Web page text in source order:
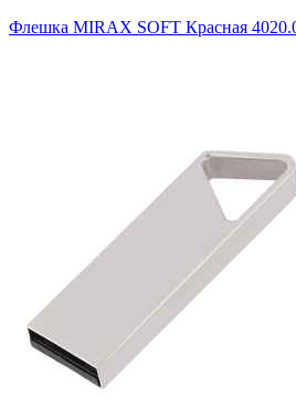
Флешка MIRAX SOFT Красная